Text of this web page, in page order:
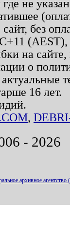
не
без
на
о
16 лет.
,
- 2026